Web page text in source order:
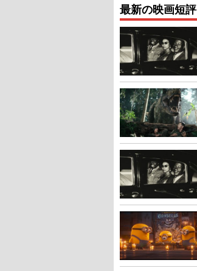
最新の映画短評